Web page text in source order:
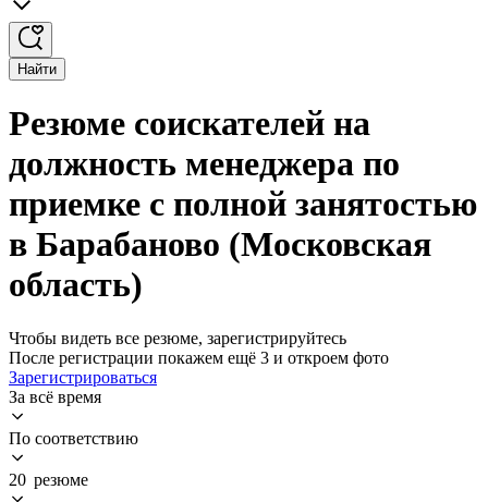
Найти
Резюме соискателей на
должность менеджера по
приемке с полной занятостью
в Барабаново (Московская
область)
Чтобы видеть все резюме, зарегистрируйтесь
После регистрации покажем ещё 3 и откроем фото
Зарегистрироваться
За всё время
По соответствию
20 резюме